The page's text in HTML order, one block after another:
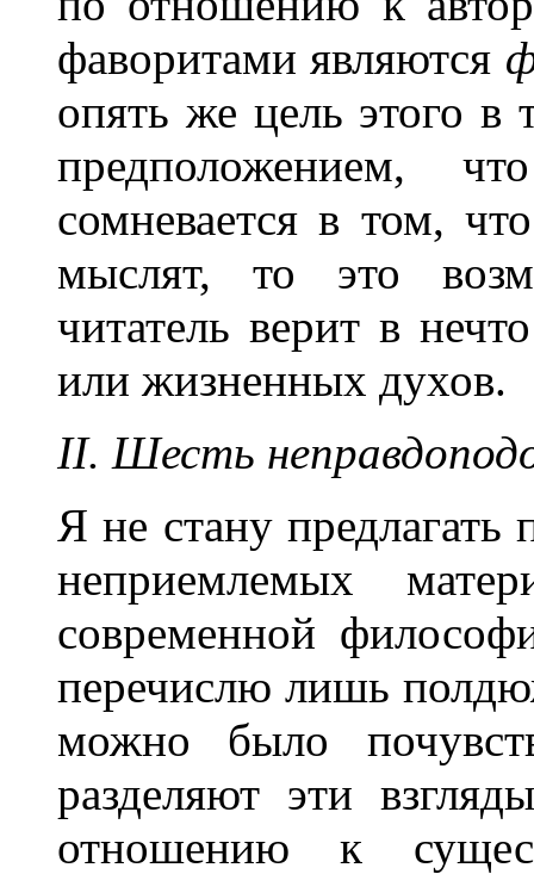
фаворитами являются
опять же цель этого в
предположением,
сомневается в том,
мыслят, то это
читатель верит в
или жизненных духов.
II. Шесть
Я не стану
неприемлемых
современной
перечислю лишь
можно было
разделяют эти
отношению к